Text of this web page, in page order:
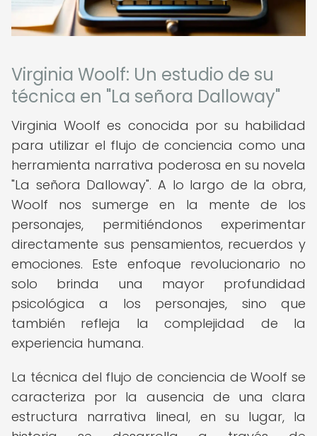
Virginia Woolf: Un estudio de su
técnica en "La señora Dalloway"
Virginia Woolf es conocida por su habilidad
para utilizar el flujo de conciencia como una
herramienta narrativa poderosa en su novela
"La señora Dalloway". A lo largo de la obra,
Woolf nos sumerge en la mente de los
personajes, permitiéndonos experimentar
directamente sus pensamientos, recuerdos y
emociones. Este enfoque revolucionario no
solo brinda una mayor profundidad
psicológica a los personajes, sino que
también refleja la complejidad de la
experiencia humana.
La técnica del flujo de conciencia de Woolf se
caracteriza por la ausencia de una clara
estructura narrativa lineal, en su lugar, la